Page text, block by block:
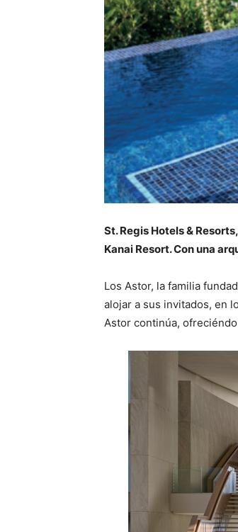
St. Regis Hotels &
Kanai Resort. Con una
Los Astor, la familia
alojar a sus invitados, en
Astor continúa,